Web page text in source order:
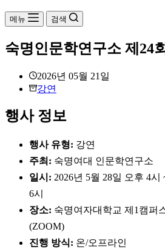
메뉴 검색
숙명인문학연구소 제24
2026년 05월 21일
강연
행사 정보
행사 유형: 강연
주최: 숙명여대 인문학연구소
일시: 2026년 5월 28일 오후 4시
6시
장소: 숙명여자대학교 제1캠퍼
(ZOOM)
진행 방식: 온/오프라인